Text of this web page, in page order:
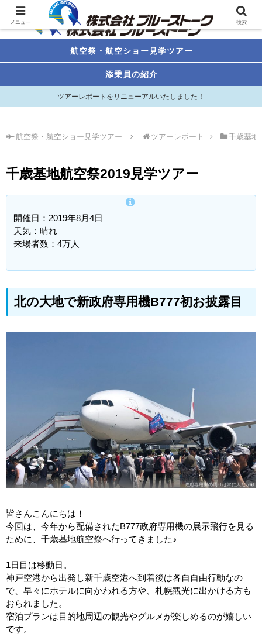
航空祭・航空ショー見学ツアー
添乗員の紹介
ツアーレポートをリニューアルいたしました！
航空祭・航空ショー見学ツアー ツアーレポート 千歳基地
千歳基地航空祭2019見学ツアー
開催日：2019年8月4日
天気：晴れ
来場者数：4万人
北の大地で新政府専用機B777初お披露目
政府専用機の周りは常に人だかり
皆さんこんにちは！
今回は、今年から配備されたB777政府専用機の展示飛行を見る
ために、千歳基地航空祭へ行ってきました♪
1日目は移動日。
神戸空港から出発し新千歳空港へ到着後は各自自由行動なの
で、早々にホテルに向かわれる方や、札幌観光に出かける方も
おられました。
宿泊プランは目的地周辺の観光やグルメが楽しめるのが嬉しい
です。
メニュー 検索